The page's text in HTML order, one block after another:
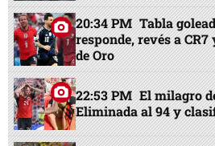
20:34 PM Tabla
responde, revés a
de Oro
22:53 PM El milagro
Eliminada al 94 y